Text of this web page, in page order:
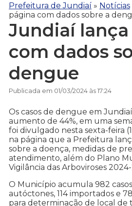
Prefeitura de Jundiaí » Notícias
página com dados sobre a
Jundiaí
com dados
dengue
Publicada em 01/03/2024 às 17:24
Os casos de dengue em
aumento de 44%, em uma
foi divulgado nesta sexta-feira
na página que a Prefeitura
sobre a doença, medidas de
atendimento, além do Plano
Vigilância das Arboviroses
O Município acumula 982
autóctones, 114 importados e
para determinação de local de